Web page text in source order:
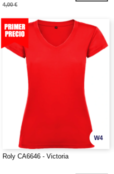
4,00 €
W4
Roly CA6646 - Victoria